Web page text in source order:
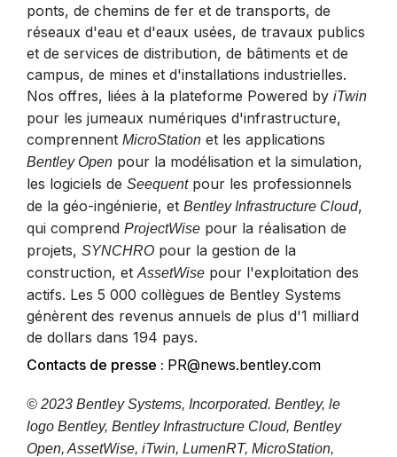
ponts, de chemins de fer et de transports, de
réseaux d'eau et d'eaux usées, de travaux publics
et de services de distribution, de bâtiments et de
campus, de mines et d'installations industrielles.
Nos offres, liées à la plateforme Powered by iTwin
pour les jumeaux numériques d'infrastructure,
comprennent MicroStation et les applications
Bentley Open pour la modélisation et la simulation,
les logiciels de Seequentpour les professionnels
de la géo-ingénierie, et Bentley Infrastructure Cloud,
qui comprend ProjectWise pour la réalisation de
projets, SYNCHRO pour la gestion de la
construction, et AssetWise pour l'exploitation des
actifs. Les 5 000 collègues de Bentley Systems
génèrent des revenus annuels de plus d'1 milliard
de dollars dans 194 pays.
Contacts de presse : PR@news.bentley.com
© 2023 Bentley Systems, Incorporated. Bentley, le
logo Bentley, Bentley Infrastructure Cloud, Bentley
Open, AssetWise, iTwin, LumenRT, MicroStation,